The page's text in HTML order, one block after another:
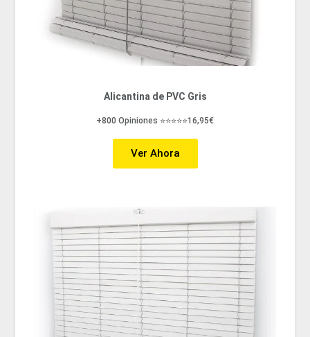
Alicantina de PVC Gris
+800 Opiniones ⭐⭐⭐⭐⭐16,95€
Ver Ahora